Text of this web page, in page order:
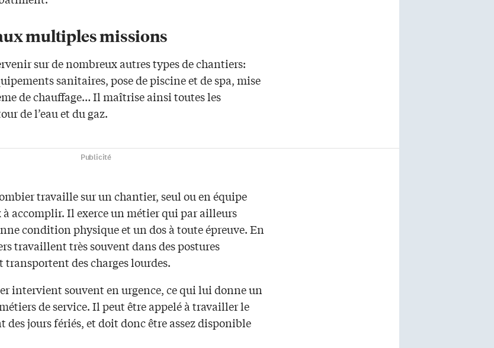
multiples missions
sur de nombreux autres types de chantiers:
sanitaires, pose de piscine et de spa, mise
de chauffage… Il maîtrise ainsi toutes les
de l’eau et du gaz.
Publicité
travaille sur un chantier, seul ou en équipe
à accomplir. Il exerce un métier qui par ailleurs
condition physique et un dos à toute épreuve. En
travaillent très souvent dans des postures
des charges lourdes.
intervient souvent en urgence, ce qui lui donne un
de service. Il peut être appelé à travailler le
des jours fériés, et doit donc être assez disponible